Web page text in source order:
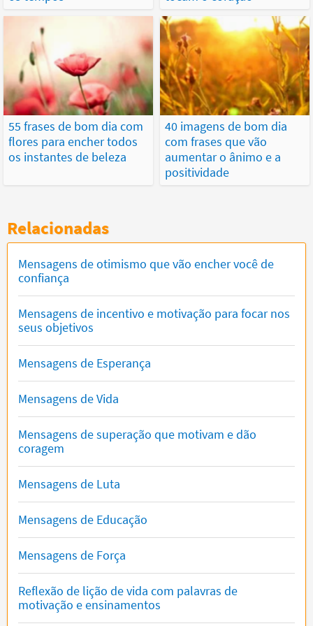
55 frases de bom dia com
flores para encher todos
os instantes de beleza
40 imagens de bom dia
com frases que vão
aumentar o ânimo e a
positividade
Relacionadas
Mensagens de otimismo que vão encher você de
confiança
Mensagens de incentivo e motivação para focar nos
seus objetivos
Mensagens de Esperança
Mensagens de Vida
Mensagens de superação que motivam e dão
coragem
Mensagens de Luta
Mensagens de Educação
Mensagens de Força
Reflexão de lição de vida com palavras de
motivação e ensinamentos